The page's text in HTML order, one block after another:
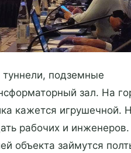
подземные
зал. На
кажется игрушечной.
рабочих и
объекта займутся